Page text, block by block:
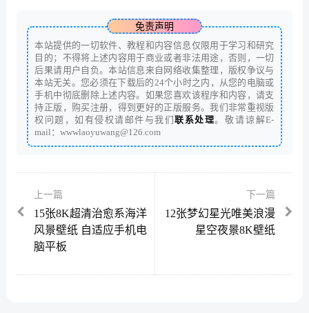
免责声明
本站提供的一切软件、教程和内容信息仅限用于学习和研究
目的；不得将上述内容用于商业或者非法用途，否则，一切
后果请用户自负。本站信息来自网络收集整理，版权争议与
本站无关。您必须在下载后的24个小时之内，从您的电脑或
手机中彻底删除上述内容。如果您喜欢该程序和内容，请支
持正版，购买注册，得到更好的正版服务。我们非常重视版
权问题，如有侵权请邮件与我们联系处理。敬请谅解E-
mail：wwwlaoyuwang@126.com
上一篇
15张8K超清治愈系海洋
风景壁纸 自适应手机电
脑平板
下一篇
12张梦幻星光唯美浪漫
星空夜景8K壁纸